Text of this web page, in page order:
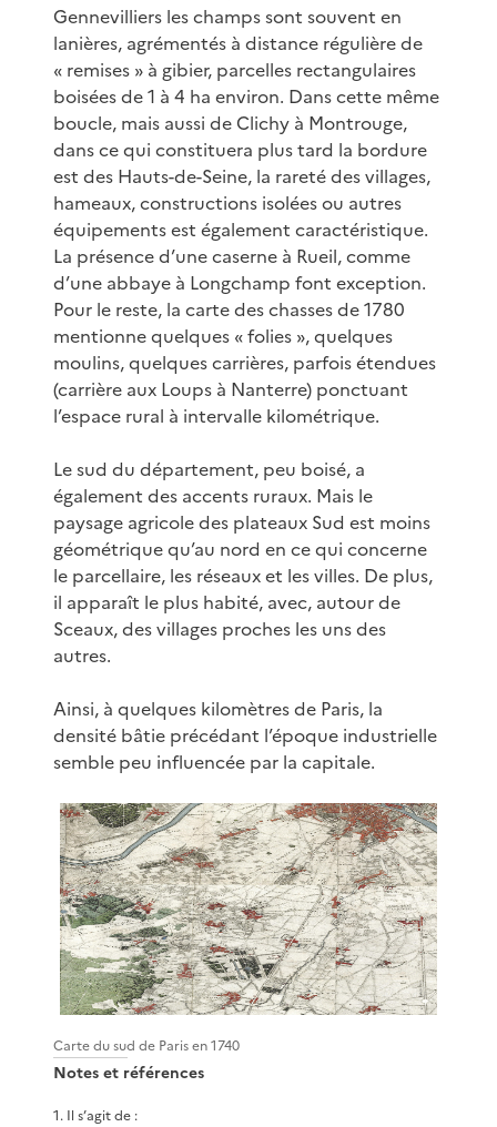
Gennevilliers les champs sont souvent en
lanières, agrémentés à distance régulière de
« remises » à gibier, parcelles rectangulaires
boisées de 1 à 4 ha environ. Dans cette même
boucle, mais aussi de Clichy à Montrouge,
dans ce qui constituera plus tard la bordure
est des Hauts-de-Seine, la rareté des villages,
hameaux, constructions isolées ou autres
équipements est également caractéristique.
La présence d’une caserne à Rueil, comme
d’une abbaye à Longchamp font exception.
Pour le reste, la carte des chasses de 1780
mentionne quelques « folies », quelques
moulins, quelques carrières, parfois étendues
(carrière aux Loups à Nanterre) ponctuant
l’espace rural à intervalle kilométrique.
Le sud du département, peu boisé, a
également des accents ruraux. Mais le
paysage agricole des plateaux Sud est moins
géométrique qu’au nord en ce qui concerne
le parcellaire, les réseaux et les villes. De plus,
il apparaît le plus habité, avec, autour de
Sceaux, des villages proches les uns des
autres.
Ainsi, à quelques kilomètres de Paris, la
densité bâtie précédant l’époque industrielle
semble peu influencée par la capitale.
Carte du sud de Paris en 1740
Notes et références
1. Il s’agit de :